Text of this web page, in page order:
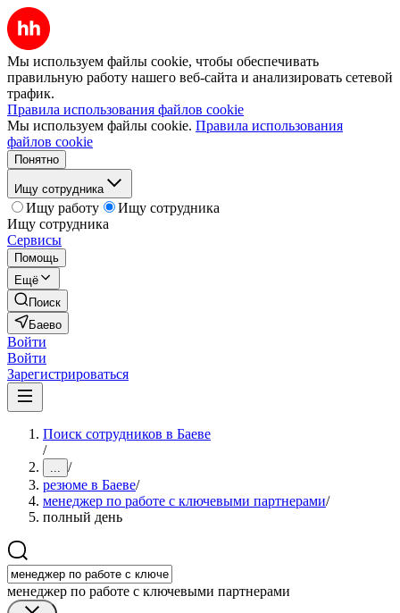
Мы используем файлы cookie, чтобы обеспечивать
правильную работу нашего веб-сайта и анализировать сетевой
трафик.
Правила использования файлов cookie
Мы используем файлы cookie. Правила использования
файлов cookie
Понятно
Ищу сотрудника
Ищу работу
Ищу сотрудника
Ищу сотрудника
Сервисы
Помощь
Ещё
Поиск
Баево
Войти
Войти
Зарегистрироваться
Поиск сотрудников в Баеве
/
... /
резюме в Баеве/
менеджер по работе с ключевыми партнерами/
полный день
менеджер по работе с ключевыми партнерами